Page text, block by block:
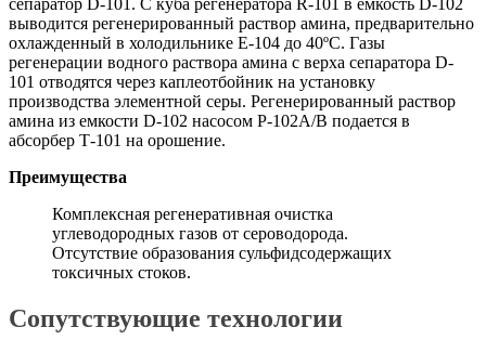
сепаратор D-101. С куба регенератора R-101 в емкость D-102
выводится регенерированный раствор амина, предварительно
охлажденный в холодильнике Е-104 до 40ºС. Газы
регенерации водного раствора амина с верха сепаратора D-
101 отводятся через каплеотбойник на установку
производства элементной серы. Регенерированный раствор
амина из емкости D-102 насосом Р-102А/В подается в
абсорбер Т-101 на орошение.
Преимущества
Комплексная регенеративная очистка
углеводородных газов от сероводорода.
Отсутствие образования сульфидсодержащих
токсичных стоков.
Сопутствующие технологии